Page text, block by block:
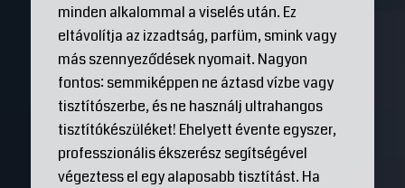
minden alkalommal a viselés után. Ez
eltávolítja az izzadtság, parfüm, smink vagy
más szennyeződések nyomait. Nagyon
fontos: semmiképpen ne áztasd vízbe vagy
tisztítószerbe, és ne használj ultrahangos
tisztítókészüléket! Ehelyett évente egyszer,
professzionális ékszerész segítségével
végeztess el egy alaposabb tisztítást. Ha